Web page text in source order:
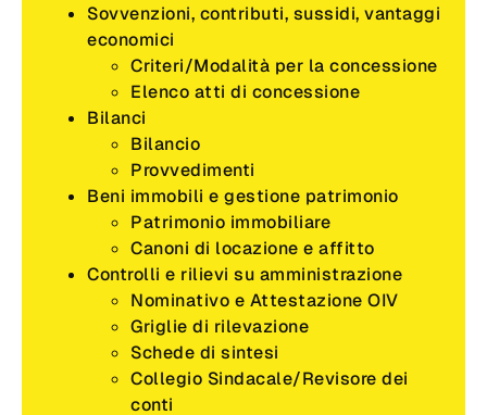
Sovvenzioni, contributi, sussidi, vantaggi
economici
Criteri/Modalità per la concessione
Elenco atti di concessione
Bilanci
Bilancio
Provvedimenti
Beni immobili e gestione patrimonio
Patrimonio immobiliare
Canoni di locazione e affitto
Controlli e rilievi su amministrazione
Nominativo e Attestazione OIV
Griglie di rilevazione
Schede di sintesi
Collegio Sindacale/Revisore dei
conti